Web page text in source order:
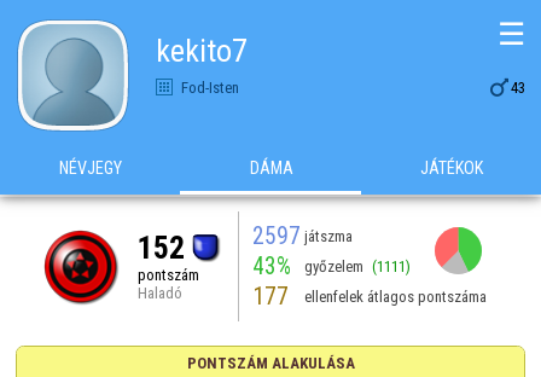
kekito7
Fod-Isten 43
☰
NÉVJEGY DÁMA JÁTÉKOK
152
pontszám
Haladó
2597 játszma
43% győzelem (1111)
177 ellenfelek átlagos pontszáma
PONTSZÁM ALAKULÁSA